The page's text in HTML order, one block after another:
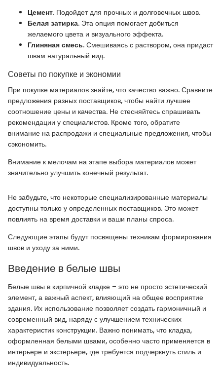
Цемент. Подойдет для прочных и долговечных швов.
Белая затирка. Эта опция помогает добиться
желаемого цвета и визуального эффекта.
Глиняная смесь. Смешиваясь с раствором, она придаст
швам натуральный вид.
Советы по покупке и экономии
При покупке материалов знайте, что качество важно. Сравните
предложения разных поставщиков, чтобы найти лучшее
соотношение цены и качества. Не стесняйтесь спрашивать
рекомендации у специалистов. Кроме того, обратите
внимание на распродажи и специальные предложения, чтобы
сэкономить.
Внимание к мелочам на этапе выбора материалов может
значительно улучшить конечный результат.
Не забудьте, что некоторые специализированные материалы
доступны только у определенных поставщиков. Это может
повлиять на время доставки и ваши планы спроса.
Следующие этапы будут посвящены техникам формирования
швов и уходу за ними.
Введение в белые швы
Белые швы в кирпичной кладке – это не просто эстетический
элемент, а важный аспект, влияющий на общее восприятие
здания. Их использование позволяет создать гармоничный и
современный вид, наряду с улучшением технических
характеристик конструкции. Важно понимать, что кладка,
оформленная белыми швами, особенно часто применяется в
интерьере и экстерьере, где требуется подчеркнуть стиль и
индивидуальность.